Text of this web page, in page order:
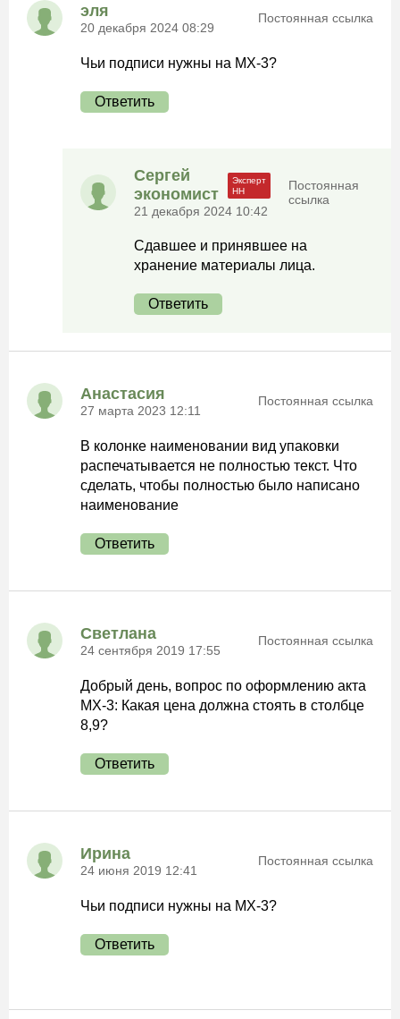
эля
20 декабря 2024 08:29
Постоянная ссылка
Чьи подписи нужны на МХ-3?
Ответить
Сергей
экономист
21 декабря 2024 10:42
Постоянная
ссылка
Сдавшее и принявшее на
хранение материалы лица.
Ответить
Анастасия
27 марта 2023 12:11
Постоянная ссылка
В колонке наименовании вид упаковки
распечатывается не полностью текст. Что
сделать, чтобы полностью было написано
наименование
Ответить
Светлана
24 сентября 2019 17:55
Постоянная ссылка
Добрый день, вопрос по оформлению акта
МХ-3: Какая цена должна стоять в столбце
8,9?
Ответить
Ирина
24 июня 2019 12:41
Постоянная ссылка
Чьи подписи нужны на МХ-3?
Ответить